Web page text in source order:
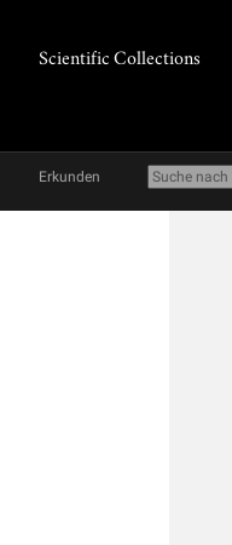
Scientific Collections
Erkunden